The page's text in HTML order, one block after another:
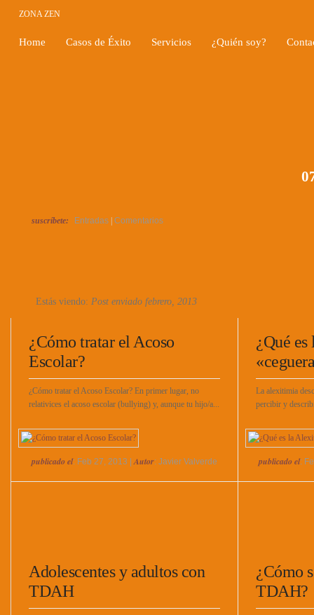
ZONA ZEN
Home Casos de Éxito Servicios ¿Quién soy?
suscríbete: Entradas Comentarios
Estás viendo: Post enviado febrero, 2013
¿Cómo tratar el Acoso
Escolar?
¿Cómo tratar el Acoso Escolar? En primer lugar, no
relativices el acoso escolar (bullying) y, aunque tu hijo/a...
publicado el: Feb 27, 2013 |Autor: Javier Valverde
¿Qué
La alexitimia
percibir y
publicado el:
Adolescentes y adultos con
TDAH
¿Cómo
TDAH?